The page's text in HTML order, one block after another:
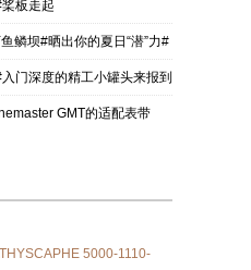
板走起
鳞坝#晒出你的夏日“潜”力#
门深度的精工小罐头来报到
GMT的适配表带
5000-1110-